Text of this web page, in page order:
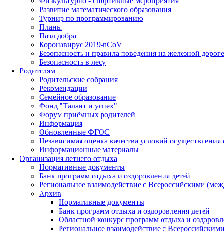
Развитие математического образования
Турнир по программированию
Планы
Пазл добра
Коронавирус 2019-nCoV
Безопасность и правила поведения на железной дороге
Безопасность в лесу
Родителям
Родительские собрания
Рекомендации
Семейное образование
Фонд "Талант и успех"
Форум приёмных родителей
Информация
Обновленные ФГОС
Независимая оценка качества условий осуществления
Информационные материалы
Организация летнего отдыха
Нормативные документы
Банк программ отдыха и оздоровления детей
Региональное взаимодействие с Всероссийскими
Архив
Нормативные документы
Банк программ отдыха и оздоровления детей
Областной конкурс программ отдыха и
Региональное взаимодействие с